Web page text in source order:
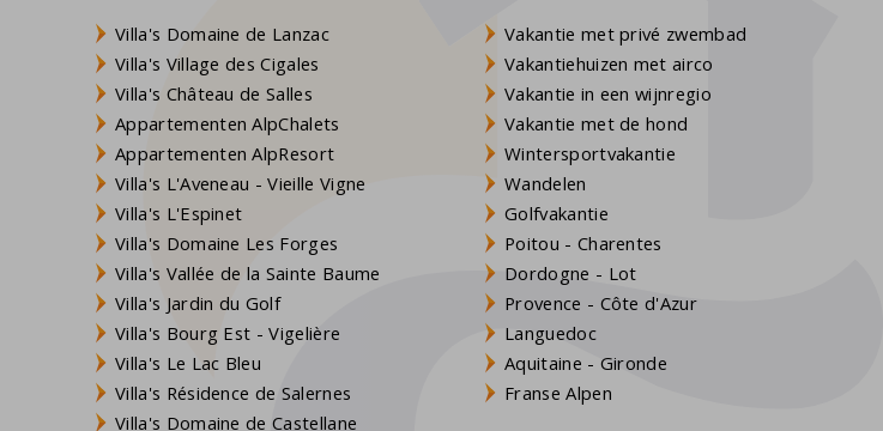
Villa's Domaine de Lanzac
Villa's Village des Cigales
Villa's Château de Salles
Appartementen AlpChalets
Appartementen AlpResort
Villa's L'Aveneau - Vieille Vigne
Villa's L'Espinet
Villa's Domaine Les Forges
Villa's Vallée de la Sainte Baume
Villa's Jardin du Golf
Villa's Bourg Est - Vigelière
Villa's Le Lac Bleu
Villa's Résidence de Salernes
Villa's Domaine de Castellane
Vakantie met privé zwembad
Vakantiehuizen met airco
Vakantie in een wijnregio
Vakantie met de hond
Wintersportvakantie
Wandelen
Golfvakantie
Poitou - Charentes
Dordogne - Lot
Provence - Côte d'Azur
Languedoc
Aquitaine - Gironde
Franse Alpen